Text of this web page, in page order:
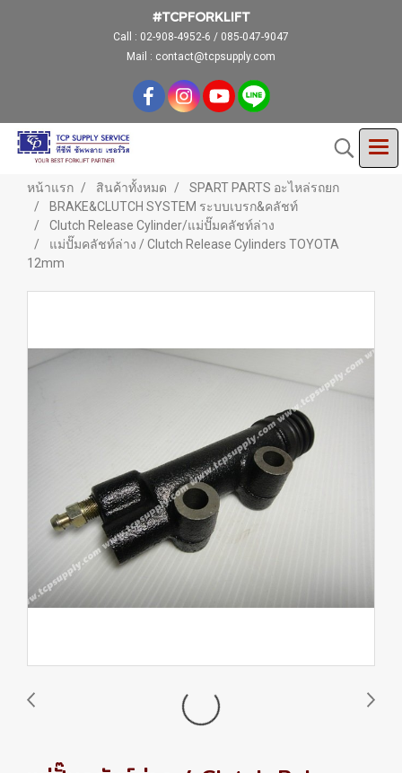
#TCPFORKLIFT
Call : 02-908-4952-6 / 085-047-9047
Mail : contact@tcpsupply.com
หน้าแรก สินค้าทั้งหมด
SPART PARTS อะไหล่รถยก
BRAKE&CLUTCH SYSTEM ระบบเบรก&คลัชท์
Clutch Release Cylinder/แม่ปั๊มคลัชท์ล่าง
แม่ปั๊มคลัชท์ล่าง / Clutch Release Cylinders TOYOTA
12mm